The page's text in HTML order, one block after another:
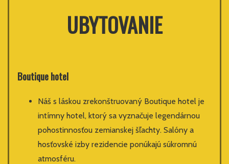
UBYTOVANIE
Boutique hotel
Náš s láskou zrekonštruovaný Boutique hotel je
intímny hotel, ktorý sa vyznačuje legendárnou
pohostinnosťou zemianskej šľachty. Salóny a
hosťovské izby rezidencie ponúkajú súkromnú
atmosféru.